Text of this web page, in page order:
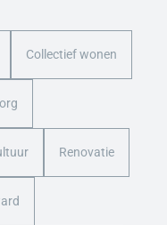
Collectief wonen
Renovatie